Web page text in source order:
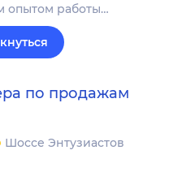
опытом работы…
по продажам
Шоссе Энтузиастов